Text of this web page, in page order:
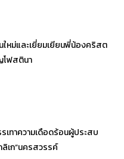
ใหม่และเยี่ยมเยียนพี่น้องคริสต
ฟสตินา
ทาความเดือดร้อนผู้ประสบ
เก”นครสวรรค์